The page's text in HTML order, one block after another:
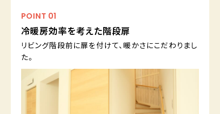
POINT 01
冷暖房効率を考えた階段扉
リビング階段前に扉を付けて、暖かさにこだわりまし
た。